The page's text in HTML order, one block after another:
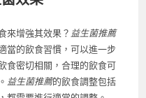
來增強其效果？益生菌推薦
當的飲食習慣，可以進一步
食密切相關，合理的飲食可
益生菌推薦的飲食調整包括